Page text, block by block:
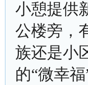
小憩提供
公楼旁，
族还是小
的“微幸福